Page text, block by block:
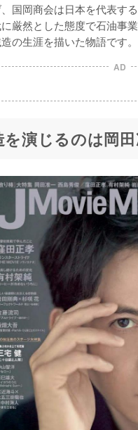
国岡商会は日本を代表す
厳然とした態度で石油事
の生涯を描いた物語です。
AD
演じるのは岡